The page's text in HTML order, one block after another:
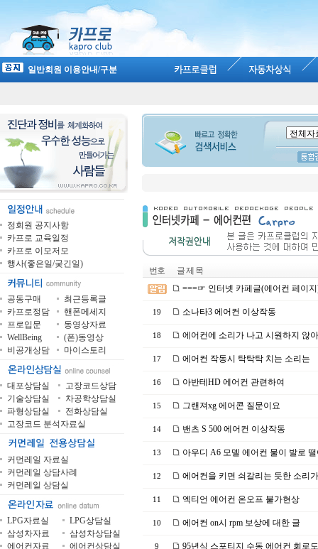
일반회원 이용안내/구분
정회원 공지사항
카프로 교육일정
카프로 이모저모
행사(좋은일/궂긴일)
공동구매
최근등록글
카프로정담
핸폰메세지
프로입문
동영상자료
WellBeing
(폰)동영상
비공개상담
마이스토리
대포상담실
고장코드상담
기술상담실
차공학상담실
파형상담실
전화상담실
고장코드 분석자료실
커먼레일 자료실
커먼레일 상담사례
커먼레일 상담실
LPG자료실
LPG상담실
삼성차자료
삼성차상담실
에어컨자료
에어컨상담실
번호
글 제 목
===☞ 인터넷 카페글(에어컨 페이
19 소나타3 에어컨 이상작동
18 에어컨에 소리가 나고 시원하지 않
17 에어컨 작동시 탁탁탁 치는 소리는
16 아반테HD 에어컨 관련하여
15 그랜져xg 에어콘 질문이요
14 밴츠 S 500 에어컨 이상작동
13 아우디 A6 모델 에어컨 물이 발로
12 에어컨을 키면 쇠갈리는 듯한 소리가
11 엑티언 에어컨 온오프 불가현상
10 에어컨 on시 rpm 보상에 대한 글
9 95년식 스포티지 수동 에어컨 회로